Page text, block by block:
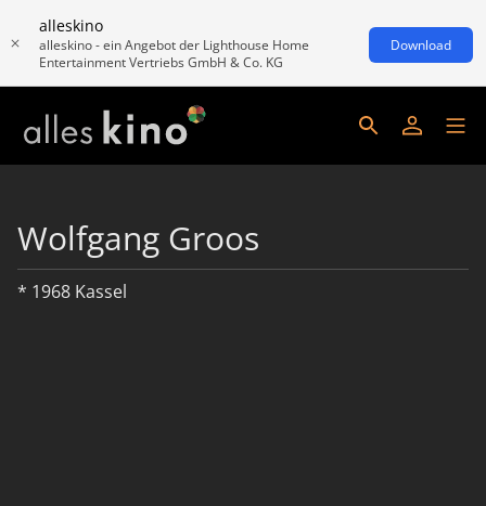
alleskino
alleskino - ein Angebot der Lighthouse Home
Entertainment Vertriebs GmbH & Co. KG
Download
Wolfgang Groos
* 1968 Kassel